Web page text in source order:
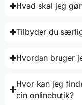
Hvad skal jeg
Tilbyder du
Hvordan bruger
Hvor kan jeg
din onlinebutik?